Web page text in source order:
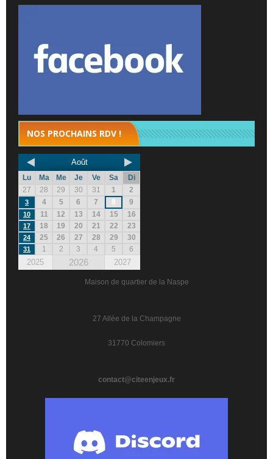
NOS PROCHAINS RDV !
Août
Lu Ma Me Je Ve Sa
Di
27
28 29 30 31 1 2
3 4 5 6 7 8 9
10 11 12 13 14 15 16
17 18 19 20 21 22 23
24 25 26 27 28 29 30
31 1 2 3 4 5 6
2025 2026 2027
Maison de quartier de la Naspe
27 Allée de la Champagne
31770 Colomiers
contact@citeenjeux.fr